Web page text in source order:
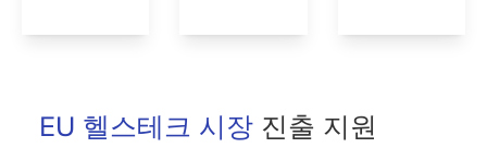
EU 헬스테크 시장 진출 지원